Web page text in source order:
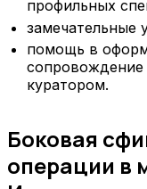
профильных
замечательные
помощь в
сопровождение
куратором.
Боковая
операции в